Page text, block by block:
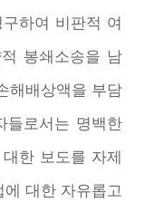
하여 비판적 여
봉쇄소송을 남
해배상액을 부담
들로서는 명백한
한 보도를 자제
대한 자유롭고